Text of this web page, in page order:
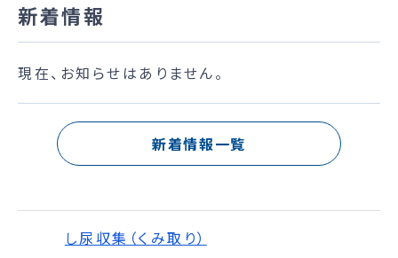
新着情報
現在、お知らせはありません。
新着情報一覧
し尿収集（くみ取り）